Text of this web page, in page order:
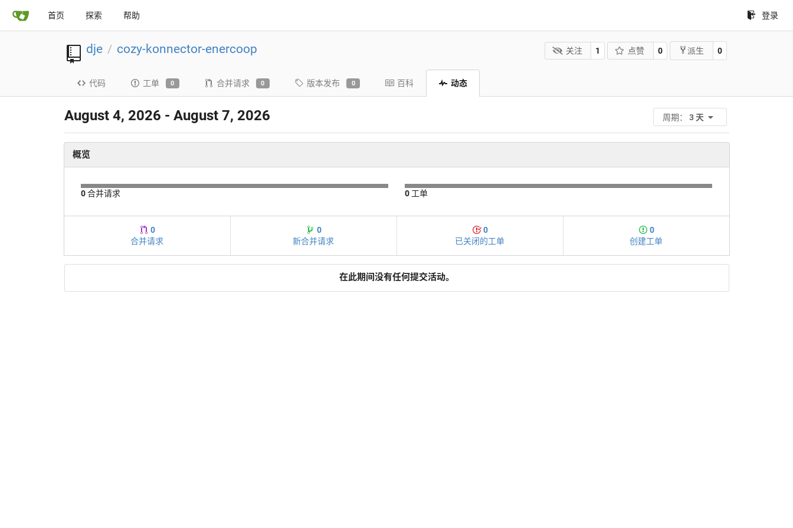
首页 探索 帮助 登录
dje / cozy-konnector-enercoop 关注 1 点赞 0 派生 0
代码 工单 0 合并请求 0 版本发布 0 百科 动态
August 4, 2026 - August 7, 2026 周期：3 天
概览
0合并请求 0 工单
0
合并请求
0
新合并请求
0
已关闭的工单
0
创建工单
在此期间没有任何提交活动。